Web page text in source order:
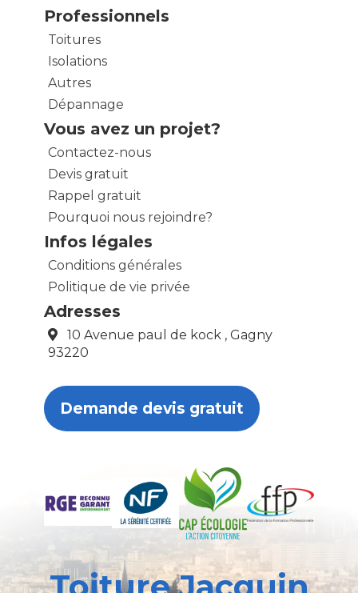
Professionnels
Toitures
Isolations
Autres
Dépannage
Vous avez un projet?
Contactez-nous
Devis gratuit
Rappel gratuit
Pourquoi nous rejoindre?
Infos légales
Conditions générales
Politique de vie privée
Adresses
10 Avenue paul de kock , Gagny
93220
Demande devis gratuit